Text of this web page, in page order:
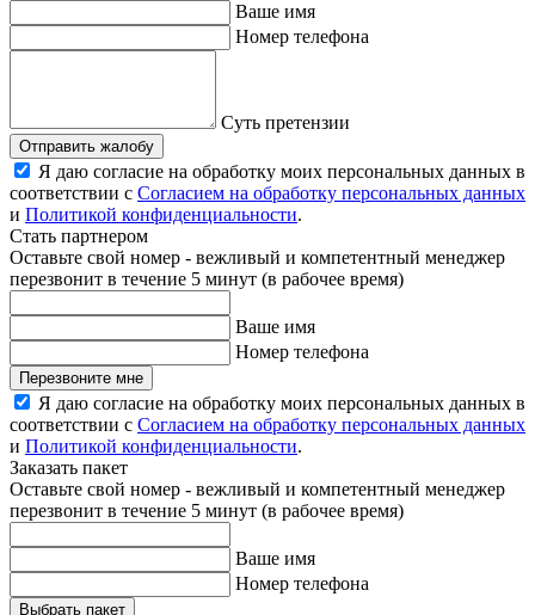
Ваше имя
Номер телефона
Суть претензии
Отправить жалобу
Я даю согласие на обработку моих персональных данных в
соответствии с Согласием на обработку персональных данных
и Политикой конфиденциальности.
Стать партнером
Оставьте свой номер - вежливый и компетентный менеджер
перезвонит в течение 5 минут (в рабочее время)
Ваше имя
Номер телефона
Перезвоните мне
Я даю согласие на обработку моих персональных данных в
соответствии с Согласием на обработку персональных данных
и Политикой конфиденциальности.
Заказать пакет
Оставьте свой номер - вежливый и компетентный менеджер
перезвонит в течение 5 минут (в рабочее время)
Ваше имя
Номер телефона
Выбрать пакет